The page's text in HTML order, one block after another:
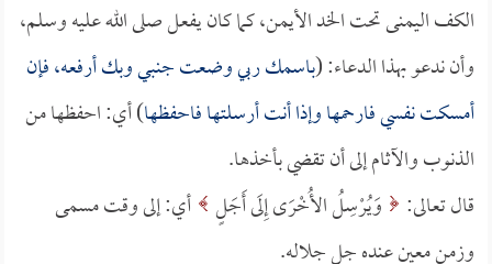
الكف اليمنى تحت الخد الأيمن، كما كان يفعل صلى الله عليه وسلم،
وأن ندعو بهذا الدعاء: (باسمك ربي وضعت جنبي وبك أرفعه، فإن
أمسكت نفسي فارحمها وإذا أنت أرسلتها فاحفظها) أي: احفظها من
الذنوب والآثام إلى أن تقضي بأخذها.
قال تعالى:
وَيُرْسِلُ الأُخْرَى إِلَى أَجَلٍ أي: إلى وقت مسمى
وزمن معين عنده جل جلاله.